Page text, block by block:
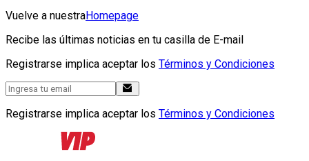
Vuelve a nuestraHomepage
Recibe las últimas noticias en tu casilla de E-mail
Registrarse implica aceptar los Términos y Condiciones
Registrarse implica aceptar los Términos y Condiciones